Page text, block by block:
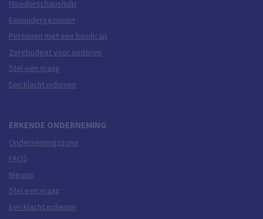
Moederschapshulp
Eenoudergezinnen
Personen met een handicap
Zorgbudget voor ouderen
Stel een vraag
Een klacht indienen
ERKENDE ONDERNEMING
Ondernemingszone
FAQS
Nieuws
Stel een vraag
Een klacht indienen